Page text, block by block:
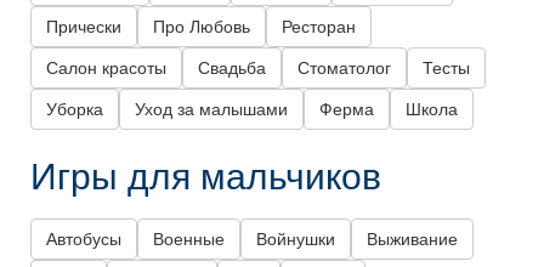
Прически Про Любовь Ресторан
Салон красоты Свадьба Стоматолог Тесты
Уборка Уход за малышами Ферма Школа
Игры для мальчиков
Автобусы Военные Войнушки Выживание